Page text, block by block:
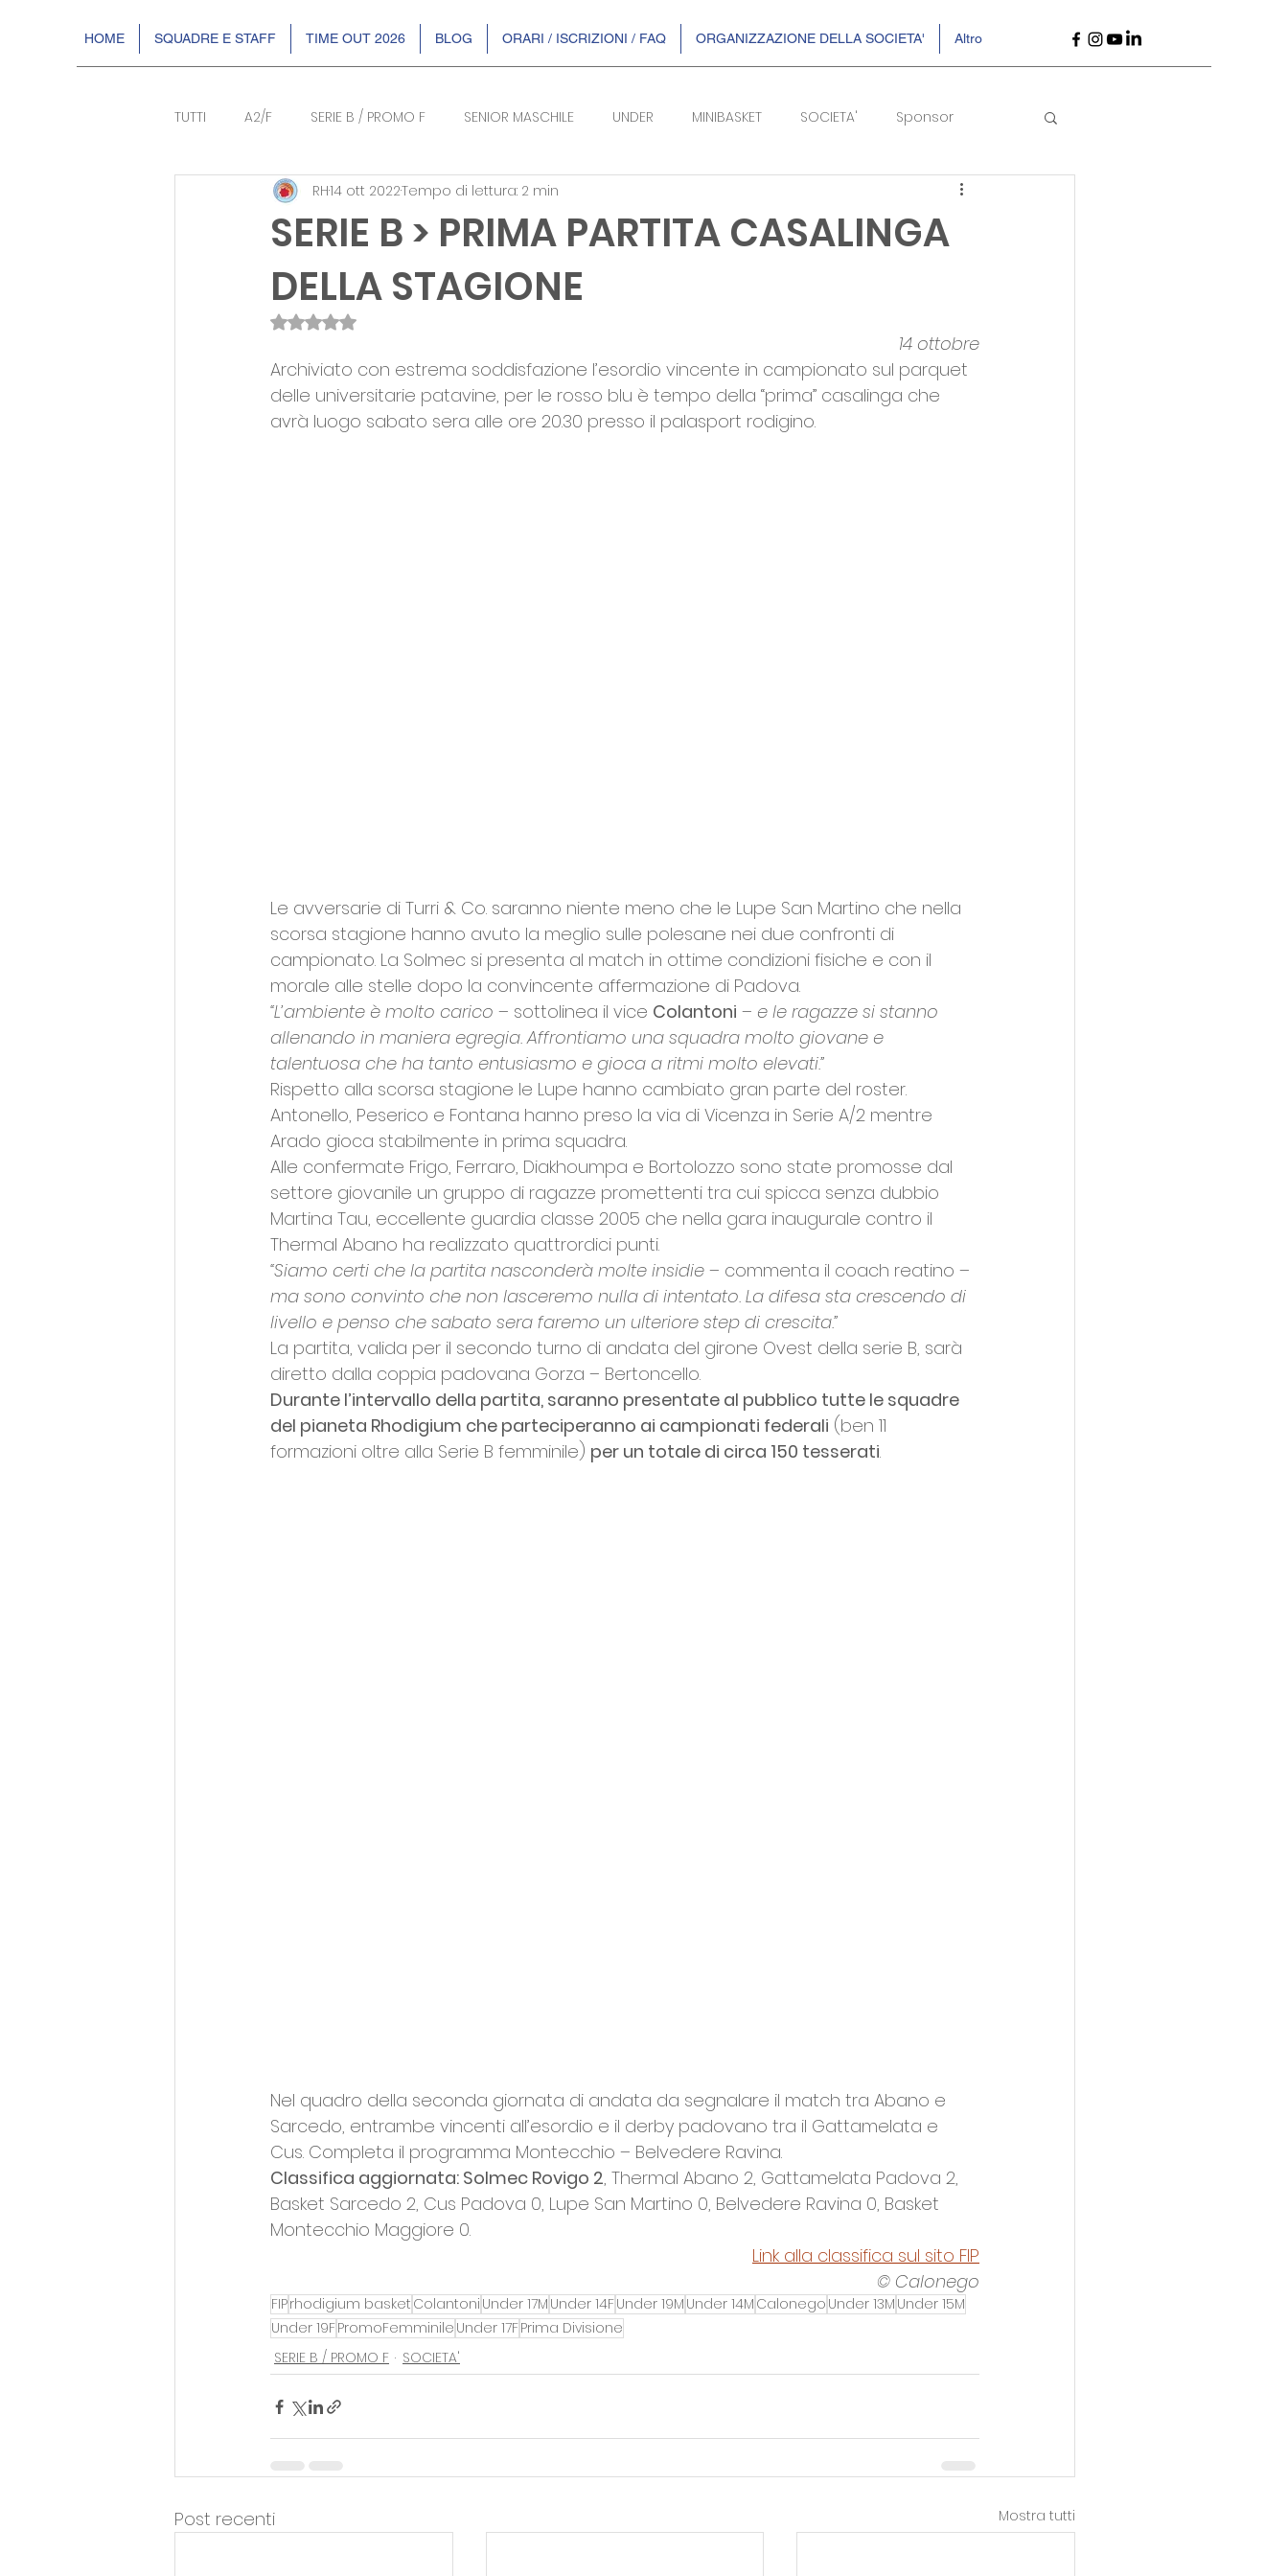
HOME SQUADRE E STAFF TIME OUT 2026 BLOG ORARI / ISCRIZIONI / FAQ ORGANIZZAZIONE DELLA SOCIETA' Altro
TUTTI A2/F SERIE B / PROMO F SENIOR MASCHILE UNDER MINIBASKET SOCIETA' Sponsor
EVENTI DR2 SERIE B/F
SERIE B > PRIMA PARTITA CASALINGA
DELLA STAGIONE
RH14 ott 2022Tempo di lettura: 2 min
Valutazione NaN stelle su 5.
14 ottobre
Archiviato con estrema soddisfazione l’esordio vincente in campionato sul parquet
delle universitarie patavine, per le rosso blu è tempo della “prima” casalinga che
avrà luogo sabato sera alle ore 20.30 presso il palasport rodigino.
Le avversarie di Turri & Co. saranno niente meno che le Lupe San Martino che nella
scorsa stagione hanno avuto la meglio sulle polesane nei due confronti di
campionato. La Solmec si presenta al match in ottime condizioni fisiche e con il
morale alle stelle dopo la convincente affermazione di Padova.
“L’ambiente è molto carico – sottolinea il vice Colantoni – e le ragazze si stanno
allenando in maniera egregia. Affrontiamo una squadra molto giovane e
talentuosa che ha tanto entusiasmo e gioca a ritmi molto elevati.”
Rispetto alla scorsa stagione le Lupe hanno cambiato gran parte del roster.
Antonello, Peserico e Fontana hanno preso la via di Vicenza in Serie A/2 mentre
Arado gioca stabilmente in prima squadra.
Alle confermate Frigo, Ferraro, Diakhoumpa e Bortolozzo sono state promosse dal
settore giovanile un gruppo di ragazze promettenti tra cui spicca senza dubbio
Martina Tau, eccellente guardia classe 2005 che nella gara inaugurale contro il
Thermal Abano ha realizzato quattrordici punti.
“Siamo certi che la partita nasconderà molte insidie – commenta il coach reatino –
ma sono convinto che non lasceremo nulla di intentato. La difesa sta crescendo di
livello e penso che sabato sera faremo un ulteriore step di crescita.”
La partita, valida per il secondo turno di andata del girone Ovest della serie B, sarà
diretto dalla coppia padovana Gorza – Bertoncello.
Durante l’intervallo della partita, saranno presentate al pubblico tutte le squadre
del pianeta Rhodigium che parteciperanno ai campionati federali (ben 11
formazioni oltre alla Serie B femminile) per un totale di circa 150 tesserati.
Nel quadro della seconda giornata di andata da segnalare il match tra Abano e
Sarcedo, entrambe vincenti all’esordio e il derby padovano tra il Gattamelata e
Cus. Completa il programma Montecchio – Belvedere Ravina.
Classifica aggiornata: Solmec Rovigo 2, Thermal Abano 2, Gattamelata Padova 2,
Basket Sarcedo 2, Cus Padova 0, Lupe San Martino 0, Belvedere Ravina 0, Basket
Montecchio Maggiore 0.
Link alla classifica sul sito FIP
© Calonego
FIPrhodigium basket Colantoni Under 17M Under 14FUnder 19M Under 14M Calonego Under 13M Under 15M
Under 19FPromoFemminile Under 17FPrima Divisione
SERIE B / PROMO F
SOCIETA'
Post recenti Mostra tutti